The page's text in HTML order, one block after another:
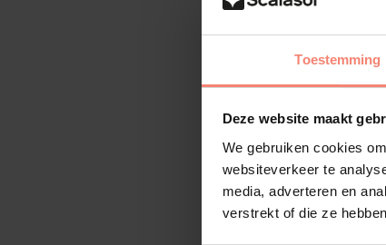
Toestemming
Deze website maakt
We gebruiken cookies
websiteverkeer te
media, adverteren en
verstrekt of die ze